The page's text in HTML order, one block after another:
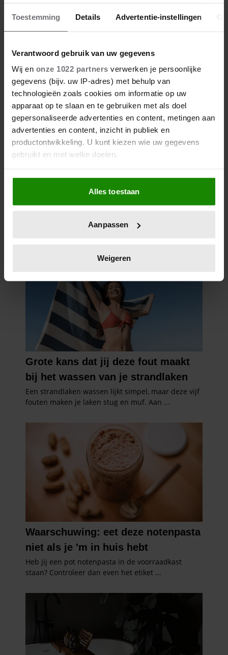
Toestemming Details Advertentie-instellingen
Verantwoord gebruik van uw gegevens
Wij en onze 1022 partners verwerken je persoonlijke
gegevens (bijv. uw IP-adres) met behulp van
technologieën zoals cookies om informatie op uw
apparaat op te slaan en te gebruiken met als doel
gepersonaliseerde advertenties en content, metingen aan
advertenties en content, inzicht in publiek en
productontwikkeling. U kunt kiezen wie uw gegevens
gebruikt en met welke doelen.
Als u het toestaat, willen we ook graag:
Informatie verzamelen over uw geografische
locatie, die tot een paar meter nauwkeurig kan zijn
scannen op specifieke eigenschappen (fingerprinting)
verwerkt en stel uw voorkeuren in het
intrekken in de Cookieverklaring.
We gebruiken cookies om content en advertenties te
personaliseren, om functies voor social media te bieden
en om ons websiteverkeer te analyseren. Ook delen we
informatie over uw gebruik van onze site met onze
partners voor social media, adverteren en analyse. Deze
partners kunnen deze gegevens combineren met andere
informatie die u aan ze heeft verstrekt of die ze hebben
verzameld op basis van uw gebruik van hun services. U
gaat akkoord met onze cookies als u onze website blijft
Alles toestaan
Aanpassen
Weigeren